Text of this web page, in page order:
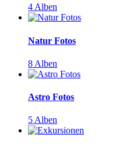
4 Alben
Natur Fotos
8 Alben
Astro Fotos
5 Alben